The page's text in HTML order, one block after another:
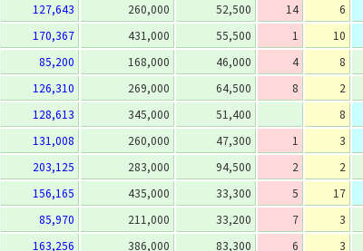
127,643 260,000 52,500 14 6
170,367 431,000 55,500 1 10
85,200 168,000 46,000 4 8
126,310 269,000 64,500 8 2
128,613 345,000 51,400 8
131,008 260,000 47,300 1 3
203,125 283,000 94,500 2
2
156,165 435,000 33,300 5 17
85,970 211,000 33,200 7 3
163,256 386,000 83,300 6 3